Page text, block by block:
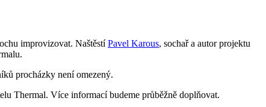
improvizovat. NaštěstíPavel Karous, sochař a autor projektu
procházky není omezený.
Thermal. Více informací budeme průběžně doplňovat.